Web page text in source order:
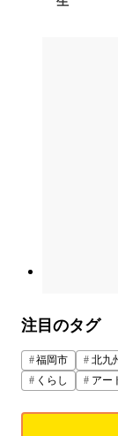
注目のタグ
福岡市 北九
くらし
アー